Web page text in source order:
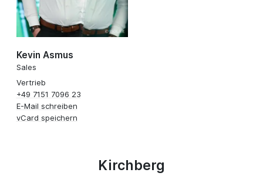
Kevin Asmus
Sales
Vertrieb
+49 7151 7096 23
E-Mail schreiben
vCard speichern
Kirchberg